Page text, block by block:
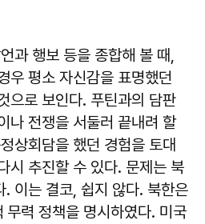
과 행보 등을 종합해 볼 때,
우 평소 자신감을 표명했던
으로 보인다. 푸틴과의 담판
나 전쟁을 서둘러 끝내려 할
상회담을 했던 경험을 토대
시 추진할 수 있다. 문제는 북
. 이는 결코, 쉽지 않다. 북한은
력 정책을 명시하였다. 미국